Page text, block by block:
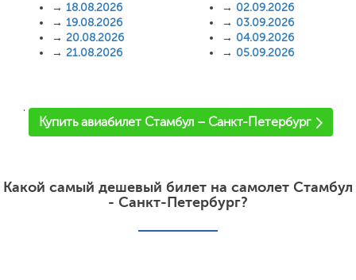
→ 18.08.2026
→ 19.08.2026
→ 20.08.2026
→ 21.08.2026
→ 02.09.2026
→ 03.09.2026
→ 04.09.2026
→ 05.09.2026
'
Купить авиабилет Стамбул – Санкт-Петербург
Какой самый дешевый билет на самолет Стамбул
- Санкт-Петербург?